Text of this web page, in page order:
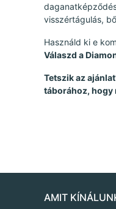
visszértágulás,
Használd ki e
Válaszd a
Tetszik az
táborához, hogy
AMIT